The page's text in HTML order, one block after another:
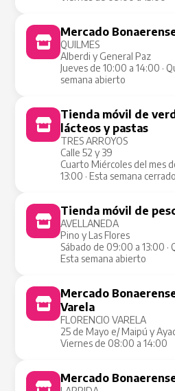
Mercado
QUILMES
Alberdi y General Paz
Jueves de 10:00 a 14:00 ·
semana abierto
Tienda móvil de
lácteos y pastas
TRES ARROYOS
Calle 52 y 39
Cuarto Miércoles del mes
13:00 · Esta semana cerrado
Tienda móvil de
AVELLANEDA
Pino y Las Flores
Sábado de 09:00 a 13:00 ·
Esta semana abierto
Mercado
Varela
FLORENCIO VARELA
25 de Mayo e/ Maipú y
Viernes de 08:00 a 14:00
Mercado